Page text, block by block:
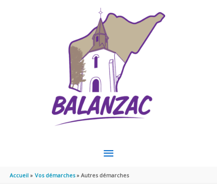
MENU
PRINCIPAL
Accueil Vos démarches Autres démarches